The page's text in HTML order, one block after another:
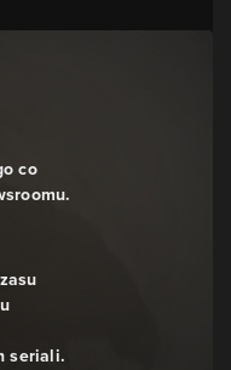
co
seriali.